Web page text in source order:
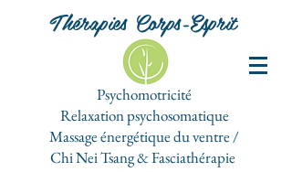
Thérapies Corps-Esprit
Psychomotricité
Relaxation psychosomatique
Massage énergétique du ventre /
Chi Nei Tsang & Fasciathérapie